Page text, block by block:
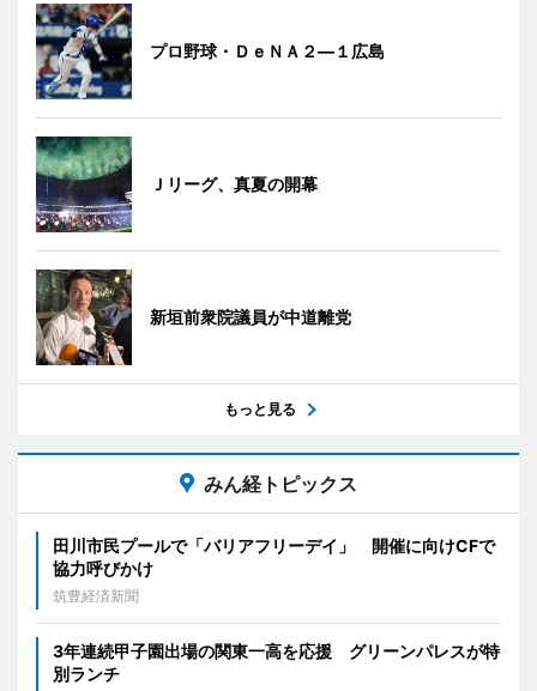
プロ野球・ＤｅＮＡ２―１広島
Ｊリーグ、真夏の開幕
新垣前衆院議員が中道離党
もっと見る
みん経トピックス
田川市民プールで「バリアフリーデイ」 開催に向けCFで
協力呼びかけ
筑豊経済新聞
3年連続甲子園出場の関東一高を応援 グリーンパレスが特
別ランチ